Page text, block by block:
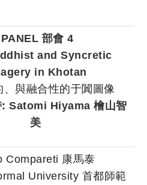
PANEL 部會 4
and Syncretic
in Khotan
、與融合性的于闐圖像
Satomi Hiyama 檜山智
美
Compareti 康馬泰
University 首都師範